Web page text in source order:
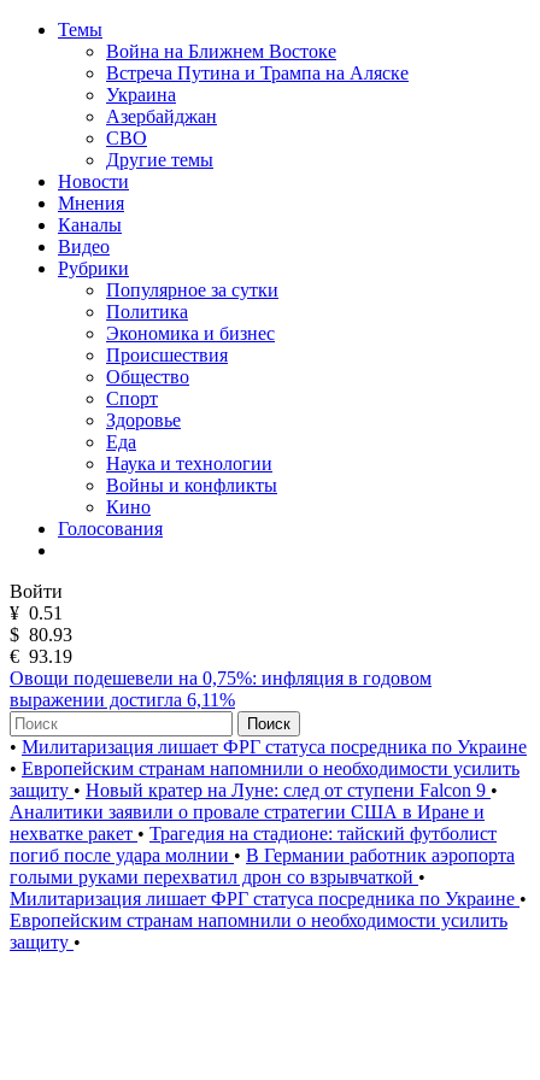
Темы
Война на Ближнем Востоке
Встреча Путина и Трампа на Аляске
Украина
Азербайджан
СВО
Другие темы
Новости
Мнения
Каналы
Видео
Рубрики
Популярное за сутки
Политика
Экономика и бизнес
Происшествия
Общество
Спорт
Здоровье
Еда
Наука и технологии
Войны и конфликты
Кино
Голосования
Войти
¥ 0.51
$ 80.93
€ 93.19
Овощи подешевели на 0,75%: инфляция в годовом
выражении достигла 6,11%
Поиск
• Милитаризация лишает ФРГ статуса посредника по Украине
• Европейским странам напомнили о необходимости усилить
защиту • Новый кратер на Луне: след от ступени Falcon 9 •
Аналитики заявили о провале стратегии США в Иране и
нехватке ракет • Трагедия на стадионе: тайский футболист
погиб после удара молнии • В Германии работник аэропорта
голыми руками перехватил дрон со взрывчаткой •
Милитаризация лишает ФРГ статуса посредника по Украине •
Европейским странам напомнили о необходимости усилить
защиту •